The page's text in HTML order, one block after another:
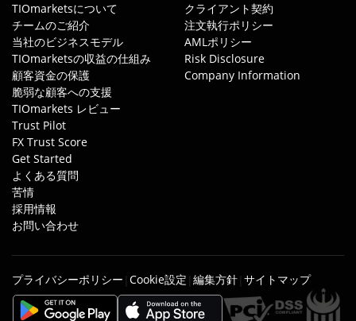
TIOmarketsについて
チームのご紹介
当社のビジネスモデル
TIOmarketsの収益の仕組み
顧客資金の保護
脆弱な顧客への支援
TIOmarkets レビュー
Trust Pilot
FX Trust Score
Get Started
よくある質問
苦情
採用情報
お問い合わせ
クライアント契約
注文執行ポリシー
AMLポリシー
Risk Disclosure
Company Information
プライバシーポリシー | Cookie設定 | 編集方針| サイトマップ